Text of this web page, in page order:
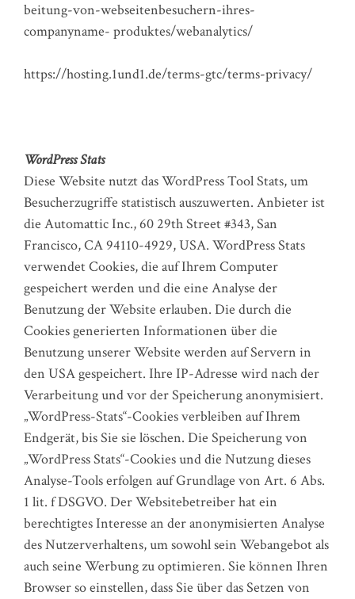
beitung-von-webseitenbesuchern-ihres-
companyname- produktes/webanalytics/
https://hosting.1und1.de/terms-gtc/terms-privacy/
WordPress Stats
Diese Website nutzt das WordPress Tool Stats, um
Besucherzugriffe statistisch auszuwerten. Anbieter ist
die Automattic Inc., 60 29th Street #343, San
Francisco, CA 94110-4929, USA. WordPress Stats
verwendet Cookies, die auf Ihrem Computer
gespeichert werden und die eine Analyse der
Benutzung der Website erlauben. Die durch die
Cookies generierten Informationen über die
Benutzung unserer Website werden auf Servern in
den USA gespeichert. Ihre IP-Adresse wird nach der
Verarbeitung und vor der Speicherung anonymisiert.
„WordPress-Stats“-Cookies verbleiben auf Ihrem
Endgerät, bis Sie sie löschen. Die Speicherung von
„WordPress Stats“-Cookies und die Nutzung dieses
Analyse-Tools erfolgen auf Grundlage von Art. 6 Abs.
1 lit. f DSGVO. Der Websitebetreiber hat ein
berechtigtes Interesse an der anonymisierten Analyse
des Nutzerverhaltens, um sowohl sein Webangebot als
auch seine Werbung zu optimieren. Sie können Ihren
Browser so einstellen, dass Sie über das Setzen von